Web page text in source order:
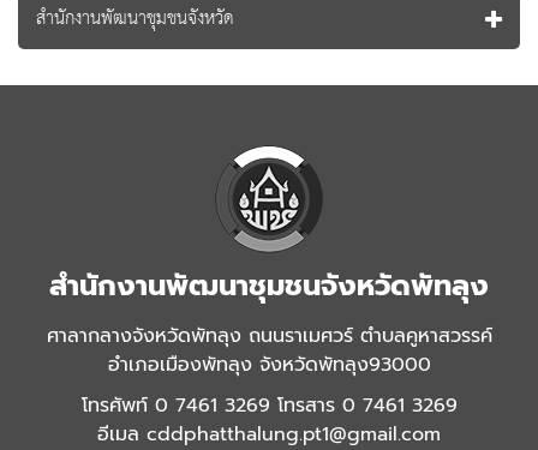
สำนักงานพัฒนาชุมชนจังหวัด
สำนักงานพัฒนาชุมชนจังหวัดพัทลุง
ศาลากลางจังหวัดพัทลุง ถนนราเมศวร์ ตำบลคูหาสวรรค์
อำเภอเมืองพัทลุง จังหวัดพัทลุง93000
โทรศัพท์ 0 7461 3269 โทรสาร 0 7461 3269
อีเมล cddphatthalung.pt1@gmail.com